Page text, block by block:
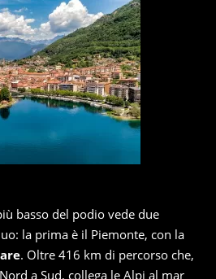
basso del podio vede due
la prima è il Piemonte, con la
. Oltre 416 km di percorso che,
a Sud, collega le Alpi al mar